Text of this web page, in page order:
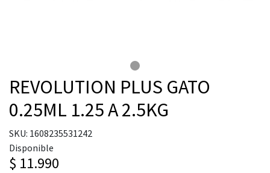
REVOLUTION PLUS GATO
0.25ML 1.25 A 2.5KG
SKU: 1608235531242
Disponible
$ 11.990